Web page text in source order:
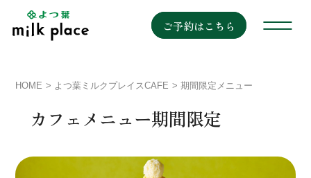
ご予約はこちら
HOME よつ葉ミルクプレイスCAFE 期間限定メニュー
カフェメニュー期間限定